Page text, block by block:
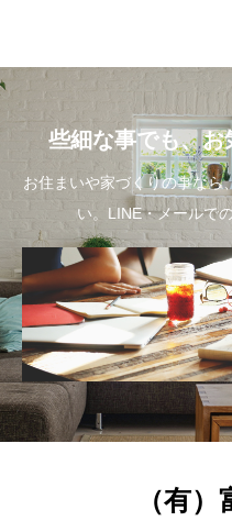
些細な事でも、お
お住まいや家づくりの事なら
い。LINE・メールで
（有